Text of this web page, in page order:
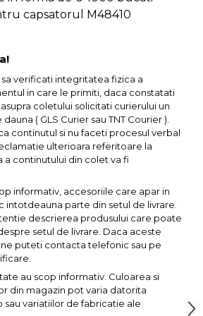
Auto
Tinichigerie
capsatorul M48410
verificati integritatea fizica a
in care le primiti, daca constatati
coletului solicitati curierului un
( GLS Curier sau TNT Courier ).
continutul si nu faceti procesul verbal
ulterioara referitoare la
a continutului din colet va fi
informativ, accesoriile care apar in
intotdeauna parte din setul de livrare.
descrierea produsului care poate
setul de livrare. Daca aceste
puteti contacta telefonic sau pe
au scop informativ. Culoarea si
din magazin pot varia datorita
variatiilor de fabricatie ale